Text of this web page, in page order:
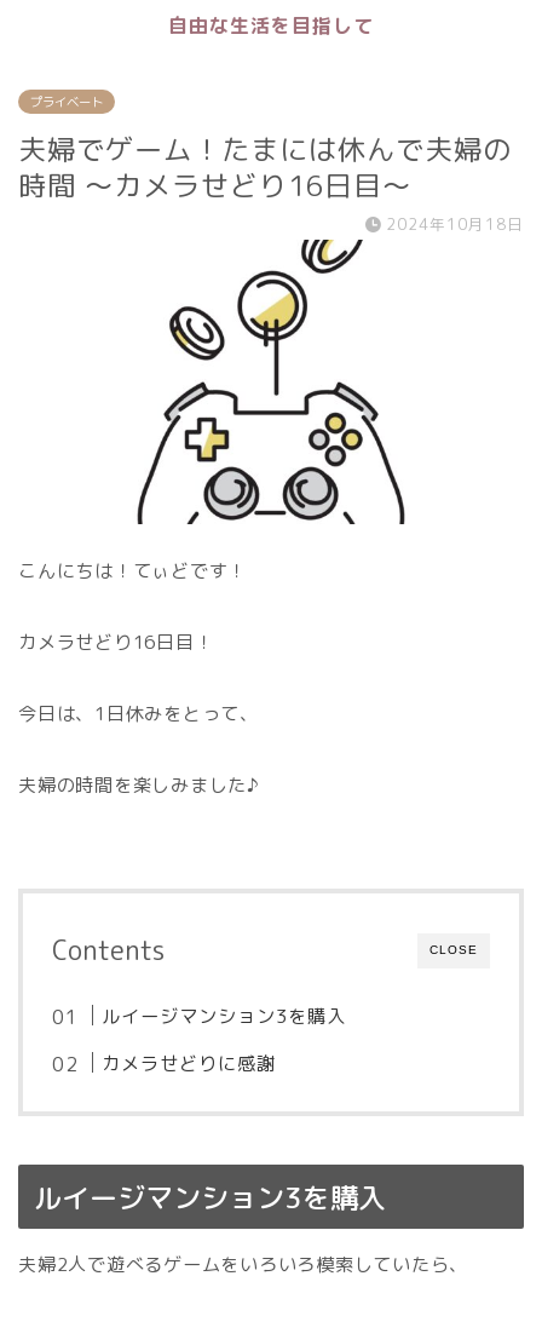
自由な生活を目指して
プライベート
夫婦でゲーム！たまには休んで夫婦の
時間 〜カメラせどり16日目〜
2024年10月18日
こんにちは！てぃどです！
カメラせどり16日目！
今日は、1日休みをとって、
夫婦の時間を楽しみました♪
CLOSE
Contents
ルイージマンション3を購入
カメラせどりに感謝
ルイージマンション3を購入
夫婦2人で遊べるゲームをいろいろ模索していたら、